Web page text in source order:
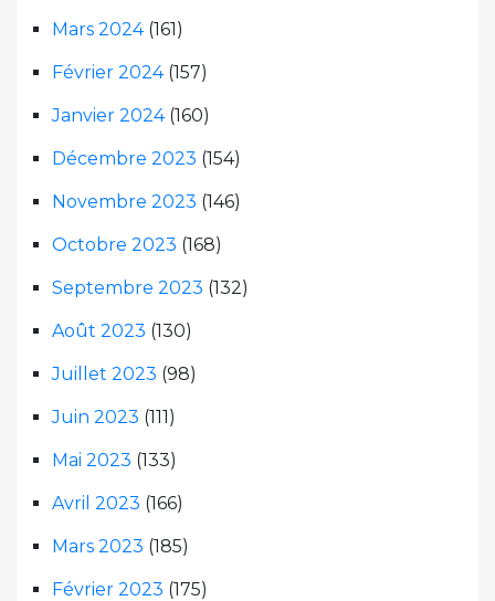
Mars 2024(161)
Février 2024(157)
Janvier 2024(160)
Décembre 2023 (154)
Novembre 2023 (146)
Octobre 2023 (168)
Septembre 2023 (132)
Août 2023 (130)
Juillet 2023 (98)
Juin 2023 (111)
Mai 2023 (133)
Avril 2023 (166)
Mars 2023 (185)
Février 2023 (175)